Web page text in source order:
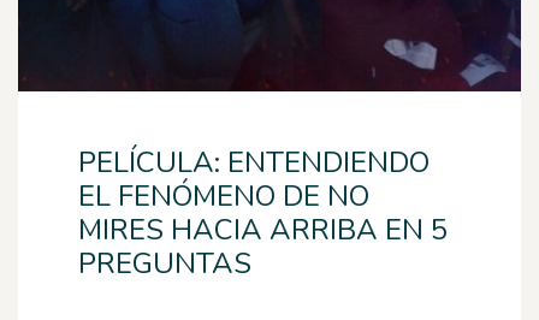
PELÍCULA: ENTENDIENDO
EL FENÓMENO DE NO
MIRES HACIA ARRIBA EN 5
PREGUNTAS